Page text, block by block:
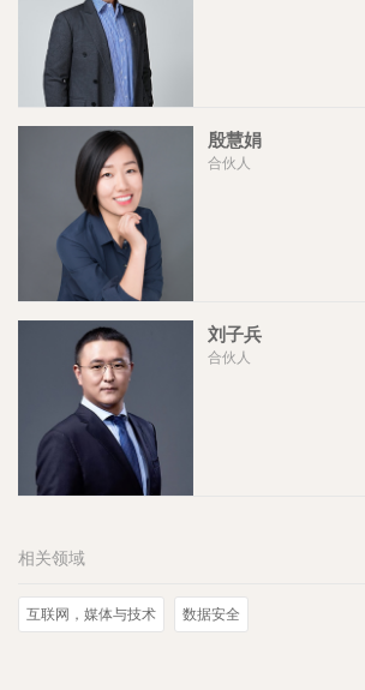
殷慧娟
合伙人
刘子兵
合伙人
相关领域
互联网，媒体与技术 数据安全